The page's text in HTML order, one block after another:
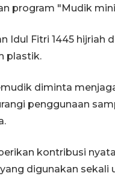
program "Mudik
Idul Fitri 1445 hijriah
plastik.
diminta
penggunaan
kontribusi
digunakan sekali